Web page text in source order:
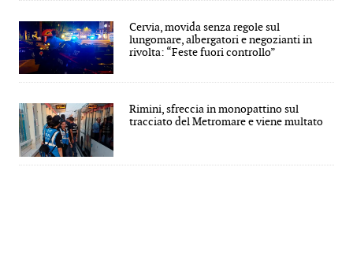
Cervia, movida senza regole sul
lungomare, albergatori e negozianti in
rivolta: “Feste fuori controllo”
Rimini, sfreccia in monopattino sul
tracciato del Metromare e viene multato